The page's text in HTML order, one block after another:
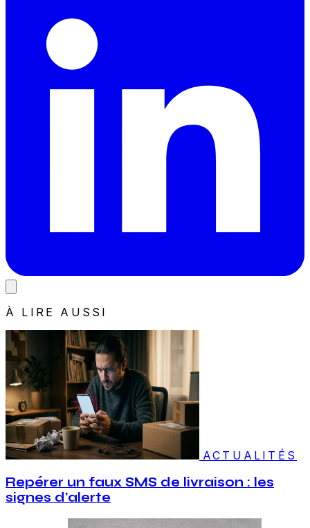
À LIRE AUSSI
ACTUALITÉS
Repérer un faux SMS de livraison : les
signes d'alerte